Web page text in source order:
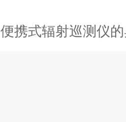
便携式辐射巡测仪